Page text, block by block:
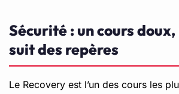
Sécurité : un cours
suit des repères
Le Recovery est l’un des cours les